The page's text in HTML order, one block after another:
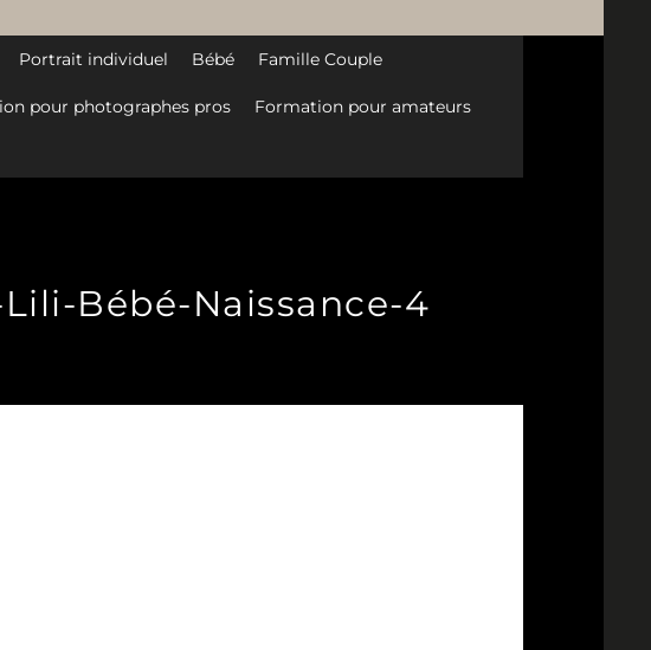
Portrait individuel Bébé Famille Couple
pour photographes pros Formation pour amateurs
Bébé-Naissance-4